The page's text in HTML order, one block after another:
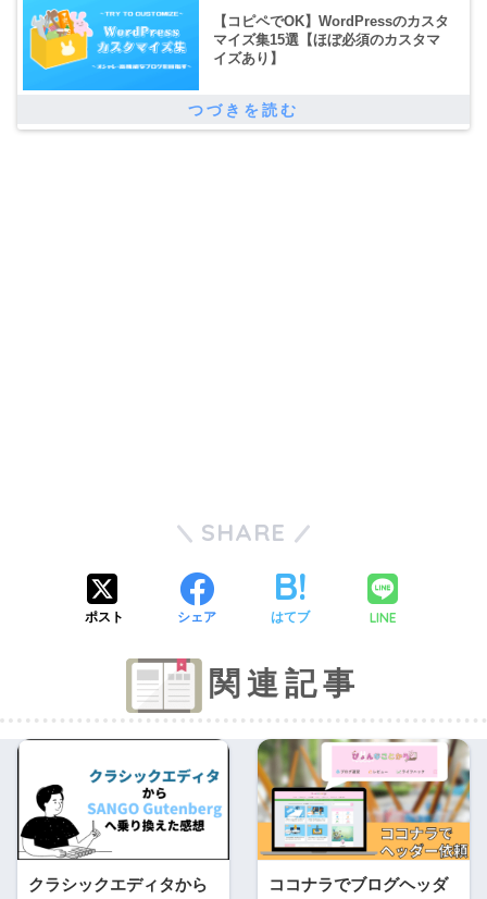
【コピペでOK】WordPressのカスタ
マイズ集15選【ほぼ必須のカスタマ
イズあり】
SHARE
ポスト シェア はてブ LINE
関連記事
クラシックエディタから
ココナラでブログヘッダ